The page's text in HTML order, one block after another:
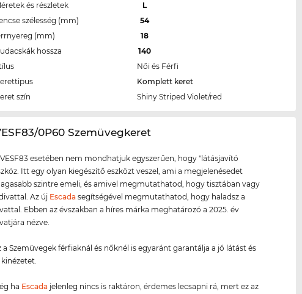
és részletek
L
szélesség (mm)
54
(mm)
18
hossza
140
Női és Férfi
Komplett keret
szín
Shiny Striped Violet/red
0P60 Szemüvegkeret
esetében nem mondhatjuk egyszerűen, hogy "látásjavító
Itt egy olyan kiegészítő eszközt veszel, ami a megjelenésedet
szintre emeli, és amivel megmutathatod, hogy tisztában vagy
Az új Escada segítségével megmutathatod, hogy haladsz a
Ebben az évszakban a híres márka meghatározó a 2025. év
nézve.
a Szemüvegek férfiaknál és nőknél is egyaránt garantálja a jó látást és
kinézetet.
ha Escada jelenleg nincs is raktáron, érdemes lecsapni rá, mert ez az